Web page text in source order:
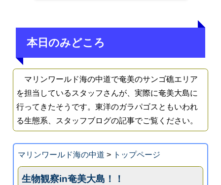
本日のみどころ
マリンワールド海の中道で奄美のサンゴ礁エリア
を担当しているスタッフさんが、実際に奄美大島に
行ってきたそうです。東洋のガラパゴスともいわれ
る生態系、スタッフブログの記事でご覧ください。
マリンワールド海の中道 > トップページ
生物観察in奄美大島！！